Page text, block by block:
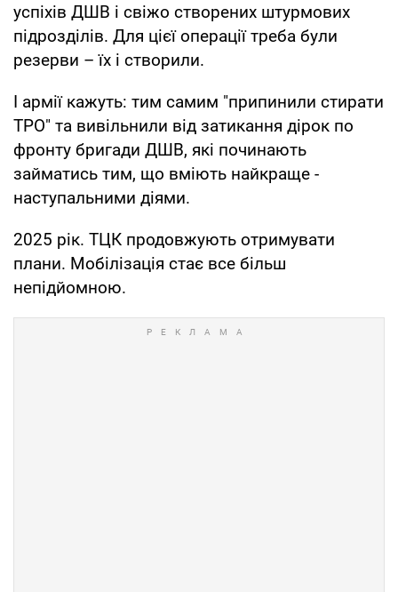
успіхів ДШВ і свіжо створених штурмових
підрозділів. Для цієї операції треба були
резерви – їх і створили.
І армії кажуть: тим самим "припинили стирати
ТРО" та вивільнили від затикання дірок по
фронту бригади ДШВ, які починають
займатись тим, що вміють найкраще -
наступальними діями.
2025 рік. ТЦК продовжують отримувати
плани. Мобілізація стає все більш
непідйомною.